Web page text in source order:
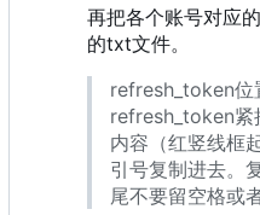
再把各个账号对应
的txt文件。
refresh_token位
refresh_token紧
内容（红竖线框
引号复制进去。
尾不要留空格或